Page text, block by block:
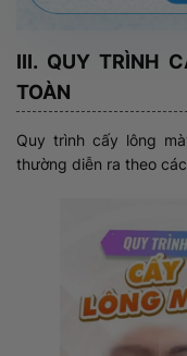
III. QUY TRÌNH
TOÀN
Quy trình cấy lông
thường diễn ra theo